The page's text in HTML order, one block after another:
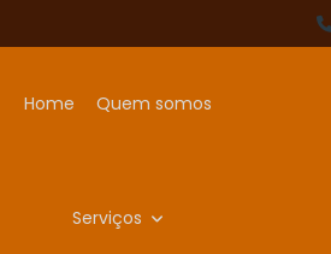
Home Quem somos
Serviços